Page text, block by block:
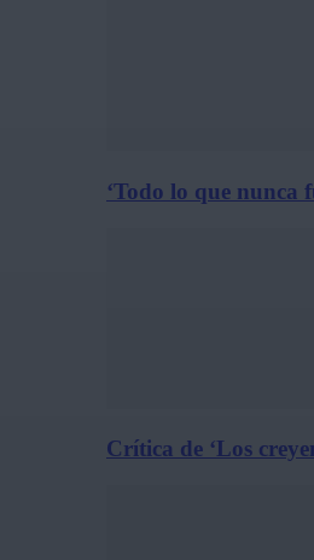
‘Todo lo que nunca
Crítica de ‘Los